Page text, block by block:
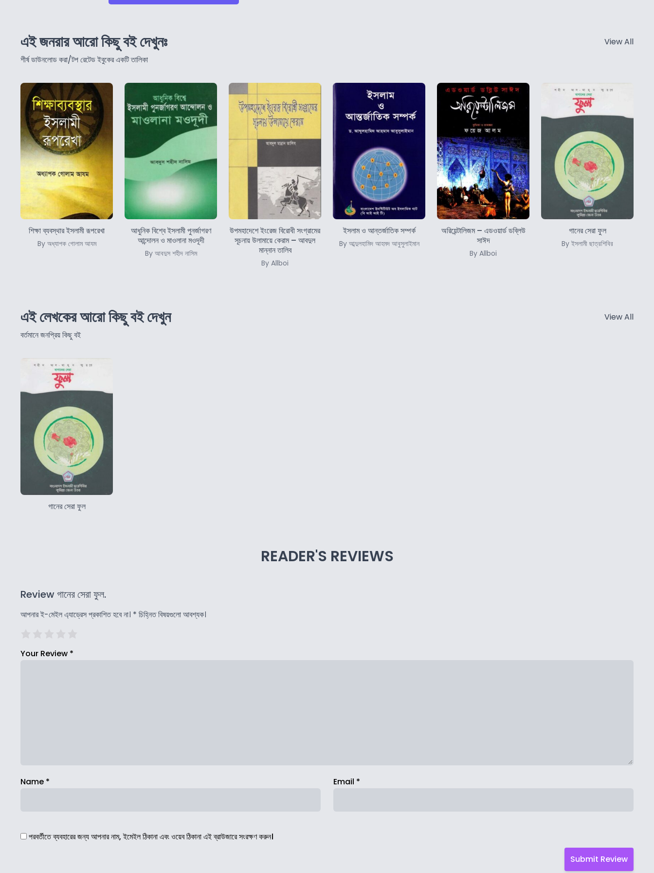
এই জনরার আরো কিছু বই দেখুনঃ
শীর্ষ ডাউনলোড করা/টপ রেটেড ইবুকের একটি তালিকা
View All
শিক্ষা ব্যবস্থার ইসলামী রূপরেখা
By অধ্যাপক গোলাম আযম
আধুনিক বিশ্বে ইসলামী পুনর্জাগরণ
আন্দোলন ও মাওলানা মওদূদী
By আবদুস শহীদ নাসিম
উপমহাদেশে ইংরেজ বিরোধী সংগ্রামের
সূচনায় উলামায়ে কেরাম – আবদুল
মান্নান তালিব
By Allboi
ইসলাম ও আন্তর্জাতিক সম্পর্ক
By আব্দুলহামিদ আহমদ আবুসুলাইমান
অরিয়েন্টালিজম – এডওয়ার্ড ডব্লিউ
সাঈদ
By Allboi
গানের সেরা ফুল
By ইসলামী ছাত্রশিবির
এই লেখকের আরো কিছু বই দেখুন
বর্তমানে জনপ্রিয় কিছু বই
View All
গানের সেরা ফুল
READER'S REVIEWS
Review গানের সেরা ফুল.
আপনার ই-মেইল এ্যাড্রেস প্রকাশিত হবে না। * চিহ্নিত বিষয়গুলো আবশ্যক।
Your Review *
Name * Email *
পরবর্তীতে ব্যবহারের জন্য আপনার নাম, ইমেইল ঠিকানা এবং ওয়েব ঠিকানা এই ব্রাউজারে সংরক্ষণ করুন।